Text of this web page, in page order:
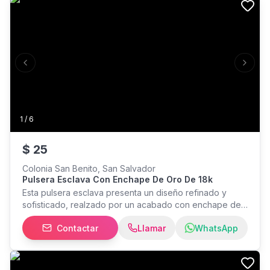
1 / 6
Previous slide Next
$ 25
Colonia San Benito, San Salvador
Pulsera Esclava Con Enchape De Oro De 18k
Esta pulsera esclava presenta un diseño refinado y
sofisticado, realzado por un acabado con enchape de
oro de 18K. Este recubrimiento le confiere una
apariencia rica y lustrosa, similar al oro sólido, pero a un
precio más accesible. Está adornada con diamantes que
brillan intensamente, añadiendo un toque de lujo a
Contactar Llamar WhatsApp